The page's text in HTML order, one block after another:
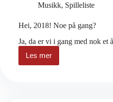
Musikk, Spilleliste
Hei, 2018! Noe på gang?
Ja, da er vi i gang med nok et
Les mer
Hei,
2018!